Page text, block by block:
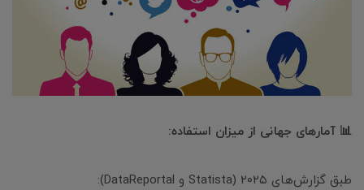
📊 آمارهای جهانی از میزان استفاده:
طبق گزارش‌های ۲۰۲۵ (Statista و DataReportal):